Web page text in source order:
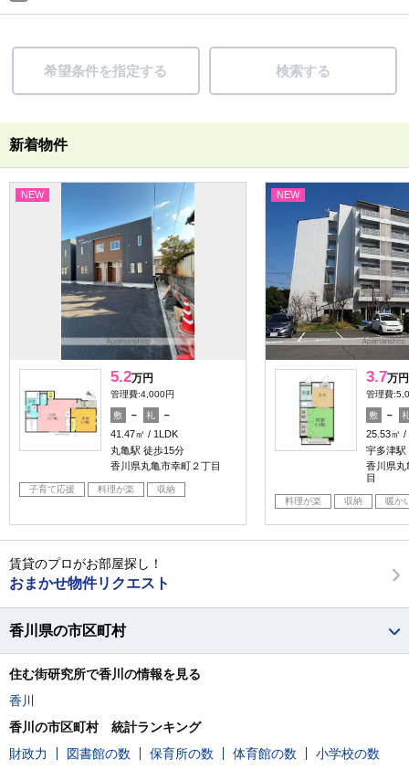
希望条件を指定する 検索する
新着物件
NEW
5.2万円
管理費:4,000円
敷 － 礼
－
41.47㎡
1LDK
丸亀駅 徒歩15分
香川県丸亀市幸町２丁目
子育て応援 料理が楽 収納
NEW
3.7万円
管理費
敷 －
25.53㎡
宇多津駅
香川県丸
目
料理が楽 収納 暖か
賃貸のプロがお部屋探し！
おまかせ物件リクエスト
香川県の市区町村
住む街研究所で香川の情報を見る
香川
香川の市区町村 統計ランキング
財政力
図書館の数 保育所の数 体育館の数 小学校の数